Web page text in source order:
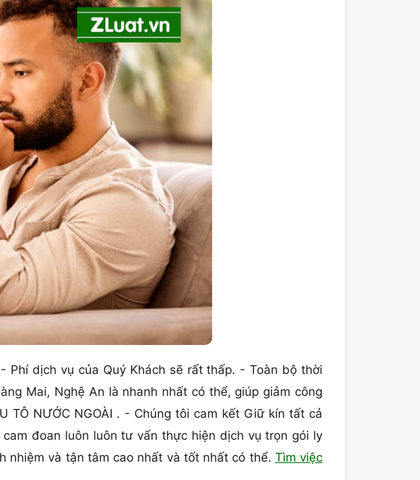
dịch vụ của Quý Khách sẽ rất thấp. - Toàn bộ thời
Mai, Nghệ An là nhanh nhất có thể, giúp giảm công
TÔ NƯỚC NGOÀI . - Chúng tôi cam kết Giữ kín tất cả
đoan luôn luôn tư vấn thực hiện dịch vụ trọn gói ly
nhiệm và tận tâm cao nhất và tốt nhất có thể. Tìm việc